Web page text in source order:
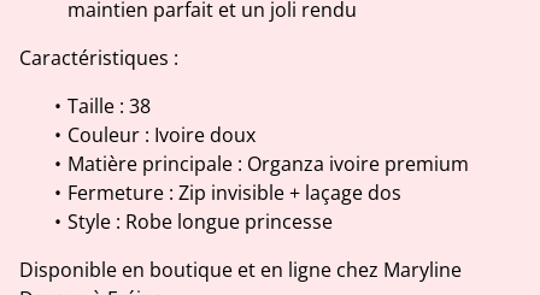
maintien parfait et un joli rendu
Caractéristiques :
Taille : 38
Couleur : Ivoire doux
Matière principale : Organza ivoire premium
Fermeture : Zip invisible + laçage dos
Style : Robe longue princesse
Disponible en boutique et en ligne chez Maryline